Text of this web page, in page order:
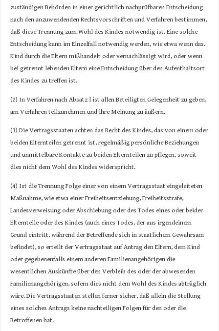
zuständigen Behörden in einer gerichtlich nachprüfbaren Entscheidung
nach den anzuwendenden Rechtsvorschriften und Verfahren bestimmen,
daß diese Trennung zum Wohl des Kindes notwendig ist. Eine solche
Entscheidung kann im Einzelfall notwendig werden, wie etwa wenn das.
Kind durch die Eltern mißhandelt oder vernachlässigt wird, oder wenn
bei getrennt lebenden Eltern eine Entscheidung über den Aufenthaltsort
des Kindes zu treffen ist.
(2) In Verfahren nach Absatz l ist allen Beteiligten Gelegenheit zu geben,
am Verfahren teilzunehmen und ihre Meinung zu äußern.
(3) Die Vertragsstaaten achten das Recht des Kindes, das von einem oder
beiden Elternteilen getrennt ist, regelmäßig persönliche Beziehungen
und unmittelbare Kontakte zu beiden Elternteilen zu pflegen, soweit
dies nicht dem Wohl des Kindes widerspricht.
(4) Ist die Trennung Folge einer von einem Vertragsstaat eingeleiteten
Maßnahme, wie etwa einer Freiheitsentziehung, Freiheitsstrafe,
Landesverweisung oder Abschiebung oder des Todes eines oder beider
Elternteile oder des Kindes (auch eines Todes, der aus irgendeinem
Grund eintritt, während der Betreffende sich in staatlichem Gewahrsam
befindet), so erteilt der Vertragsstaat auf Antrag den Eltern, dem Kind
oder gegebenenfalls einem anderen Familienangehörigen die
wesentlichen Auskünfte über den Verbleib des oder der abwesenden
Familienangehörigen, sofern dies nicht dem Wohl des Kindes abträglich
wäre. Die Vertragsstaaten stellen ferner sicher, daß allein die Stellung
eines solches Antrags keine nachteiligen Folgen für den oder die
Betroffenen hat.